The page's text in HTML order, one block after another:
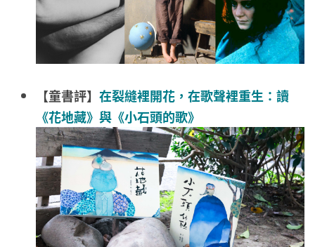
【童書評】 在裂縫裡開花，在歌聲裡重生：讀
《花地藏》與《小石頭的歌》